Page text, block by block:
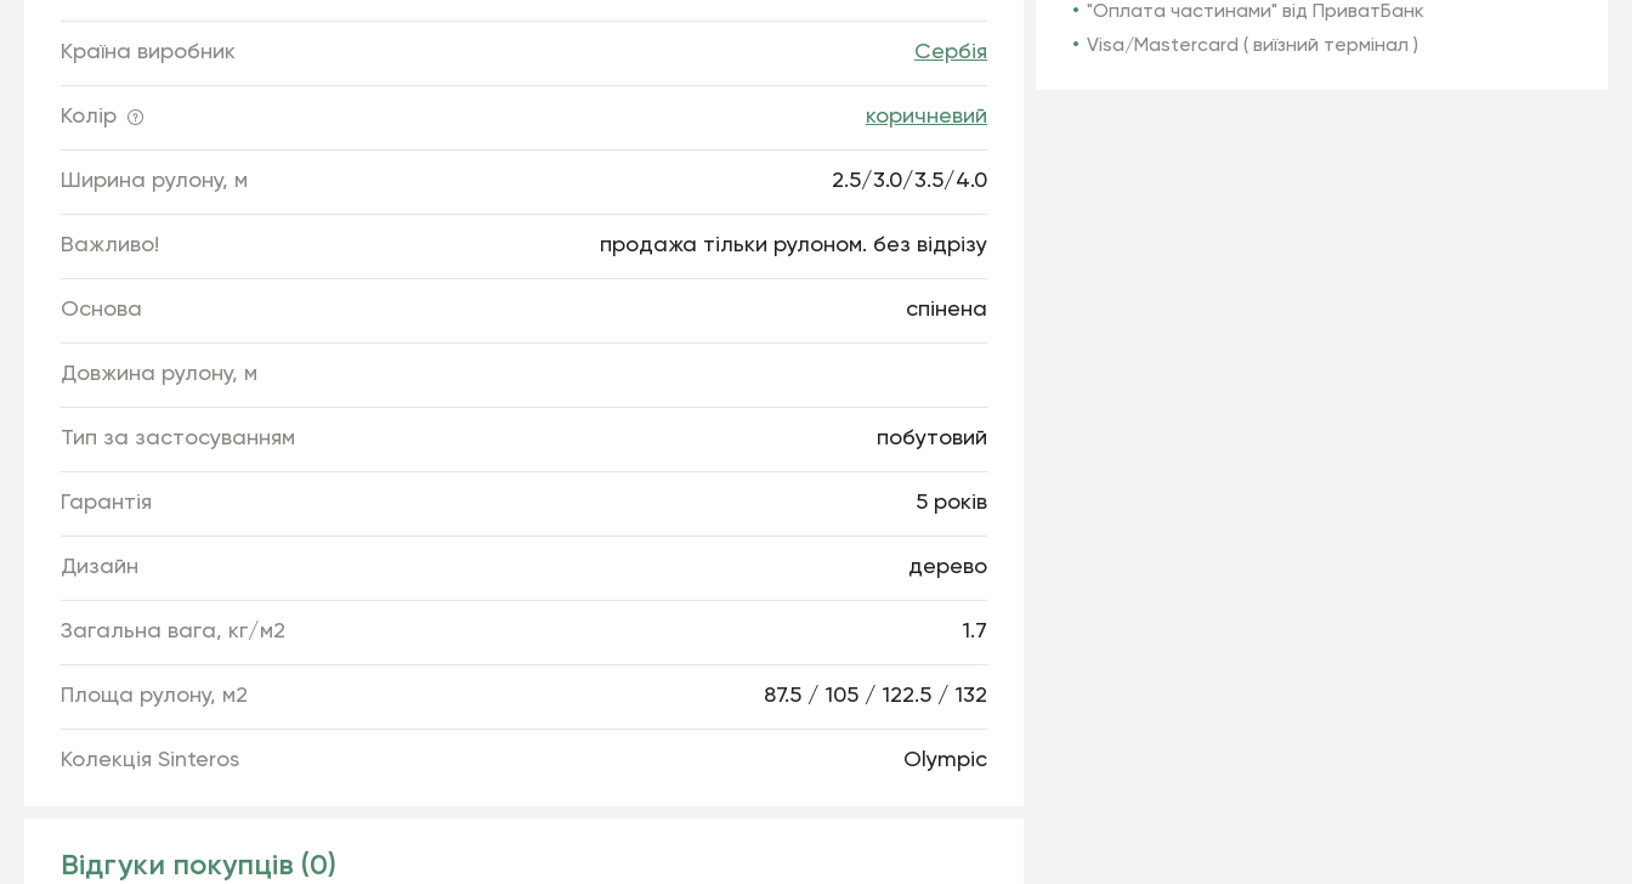
"Оплата частинами" від ПриватБанк
Visa/Mastercard ( виїзний термінал )
Країна виробник Сербія
Колір коричневий
Ширина рулону, м 2.5/3.0/3.5/4.0
Важливо! продажа тільки рулоном. без відрізу
Основа спінена
Довжина рулону, м
Тип за застосуванням побутовий
Гарантія 5 років
Дизайн дерево
Загальна вага, кг/м2 1.7
Площа рулону, м2 87.5 / 105 / 122.5 / 132
Колекція Sinteros Olympic
Відгуки покупців (0)